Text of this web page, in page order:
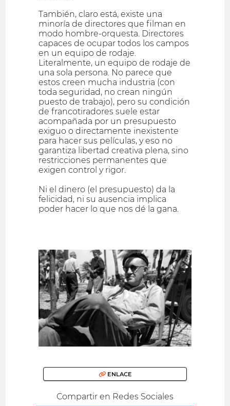
También, claro está, existe una
minoría de directores que filman en
modo hombre-orquesta. Directores
capaces de ocupar todos los campos
en un equipo de rodaje.
Literalmente, un equipo de rodaje de
una sola persona. No parece que
estos creen mucha industria (con
toda seguridad, no crean ningún
puesto de trabajo), pero su condición
de francotiradores suele estar
acompañada por un presupuesto
exiguo o directamente inexistente
para hacer sus películas, y eso no
garantiza libertad creativa plena, sino
restricciones permanentes que
exigen control y rigor.
Ni el dinero (el presupuesto) da la
felicidad, ni su ausencia implica
poder hacer lo que nos dé la gana.
ENLACE
Compartir en Redes Sociales